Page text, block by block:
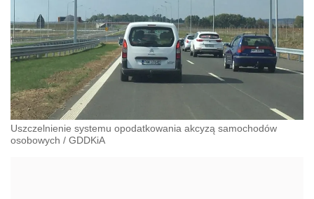
Uszczelnienie systemu opodatkowania akcyzą samochodów
osobowych / GDDKiA